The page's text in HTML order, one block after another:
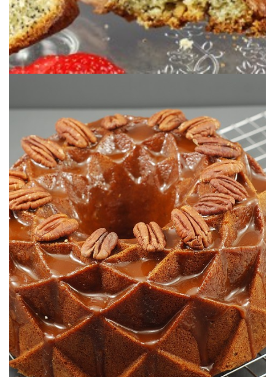
BUNDTCAKE NOIX DE PÉCAN &
WHISKY, GLAÇAGE CARAMEL SALÉ
A tomber par terre!